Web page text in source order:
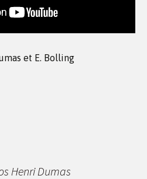
et E. Bolling
Henri Dumas